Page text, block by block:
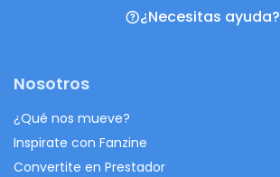
¿Necesitas ayuda?
Nosotros
¿Qué nos mueve?
Inspirate con Fanzine
Convertite en Prestador